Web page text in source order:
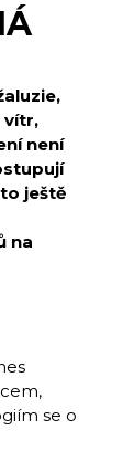
vítr,
není
ještě
na
se o